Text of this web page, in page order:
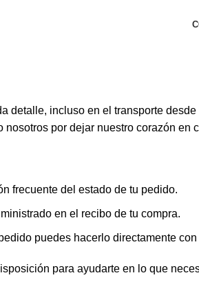
detalle, incluso en el transporte
nosotros por dejar nuestro corazón en
frecuente del estado de tu pedido.
en el recibo de tu compra.
puedes hacerlo directamente con
para ayudarte en lo que